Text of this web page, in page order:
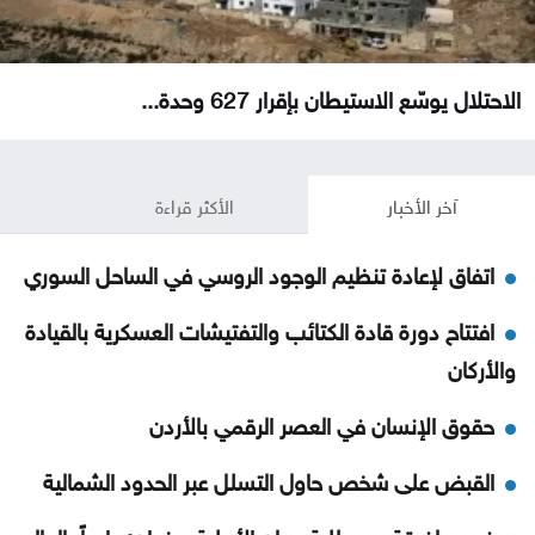
الاحتلال يوسّع الاستيطان بإقرار 627 وحدة...
آخر الأخبار الأكثر قراءة
اتفاق لإعادة تنظيم الوجود الروسي في الساحل السوري
افتتاح دورة قادة الكتائب والتفتيشات العسكرية بالقيادة
والأركان
حقوق الإنسان في العصر الرقمي بالأردن
القبض على شخص حاول التسلل عبر الحدود الشمالية